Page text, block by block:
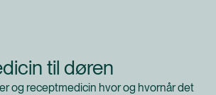
til døren
og receptmedicin hvor og hvornår det